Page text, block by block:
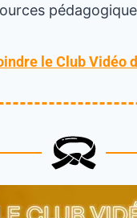
le Club Vidéo